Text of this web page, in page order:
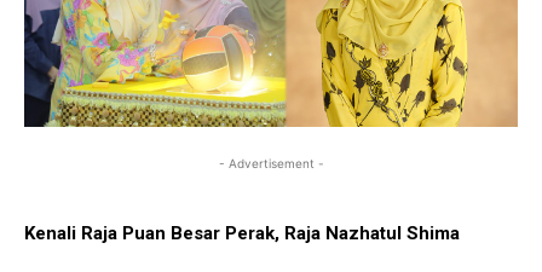
- Advertisement -
Kenali Raja Puan Besar Perak, Raja Nazhatul Shima